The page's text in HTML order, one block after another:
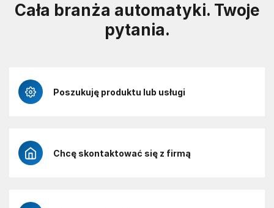
Cała branża automatyki. Twoje
pytania.
Poszukuję produktu lub usługi
Chcę skontaktować się z firmą